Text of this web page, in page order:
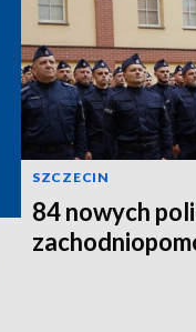
SZCZECIN
84 nowych